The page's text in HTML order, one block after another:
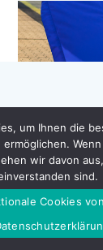
um Ihnen die
wir davon
sind.
Cookies